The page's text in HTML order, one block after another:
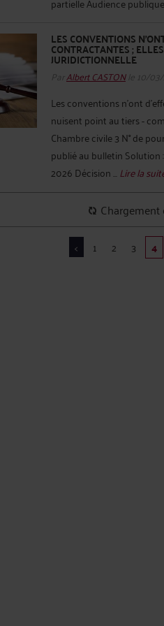
LES CONVENTIONS
CONTRACTANTES ;
JURIDICTIONNELLE
ParAlbert CASTONle 10/
Les conventions n'ont
nuisent point au tiers -
Chambre civile 3 N° de
publié au bulletin Solution
2026 Décision ...Lire la
Chargement
< 1 2 3 4